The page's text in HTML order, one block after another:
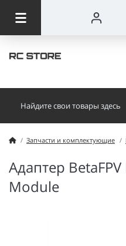
Запчасти и комплектующие
Адаптер
Module